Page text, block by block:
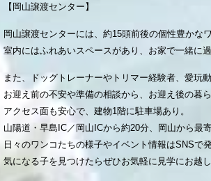
【岡山譲渡センター】
岡山譲渡センターには、約15頭前後の個性豊かな
室内にはふれあいスペースがあり、お家で一緒に
また、ドッグトレーナーやトリマー経験者、愛玩
お迎え前の不安や準備の相談から、お迎え後の暮
アクセス面も安心で、建物1階に駐車場あり。
山陽道・早島IC／岡山ICから約20分、岡山から最
日々のワンコたちの様子やイベント情報はSNSで
気になる子を見つけたらぜひお気軽に見学にお越し